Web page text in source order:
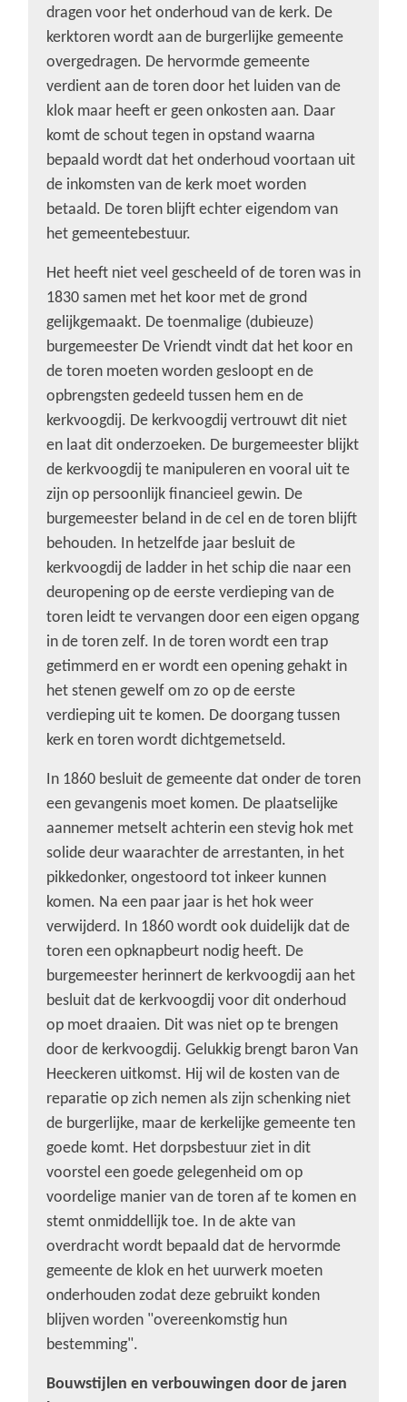
dragen voor het onderhoud van de kerk. De
kerktoren wordt aan de burgerlijke gemeente
overgedragen. De hervormde gemeente
verdient aan de toren door het luiden van de
klok maar heeft er geen onkosten aan. Daar
komt de schout tegen in opstand waarna
bepaald wordt dat het onderhoud voortaan uit
de inkomsten van de kerk moet worden
betaald. De toren blijft echter eigendom van
het gemeentebestuur.
Het heeft niet veel gescheeld of de toren was in
1830 samen met het koor met de grond
gelijkgemaakt. De toenmalige (dubieuze)
burgemeester De Vriendt vindt dat het koor en
de toren moeten worden gesloopt en de
opbrengsten gedeeld tussen hem en de
kerkvoogdij. De kerkvoogdij vertrouwt dit niet
en laat dit onderzoeken. De burgemeester blijkt
de kerkvoogdij te manipuleren en vooral uit te
zijn op persoonlijk financieel gewin. De
burgemeester beland in de cel en de toren blijft
behouden. In hetzelfde jaar besluit de
kerkvoogdij de ladder in het schip die naar een
deuropening op de eerste verdieping van de
toren leidt te vervangen door een eigen opgang
in de toren zelf. In de toren wordt een trap
getimmerd en er wordt een opening gehakt in
het stenen gewelf om zo op de eerste
verdieping uit te komen. De doorgang tussen
kerk en toren wordt dichtgemetseld.
In 1860 besluit de gemeente dat onder de toren
een gevangenis moet komen. De plaatselijke
aannemer metselt achterin een stevig hok met
solide deur waarachter de arrestanten, in het
pikkedonker, ongestoord tot inkeer kunnen
komen. Na een paar jaar is het hok weer
verwijderd. In 1860 wordt ook duidelijk dat de
toren een opknapbeurt nodig heeft. De
burgemeester herinnert de kerkvoogdij aan het
besluit dat de kerkvoogdij voor dit onderhoud
op moet draaien. Dit was niet op te brengen
door de kerkvoogdij. Gelukkig brengt baron Van
Heeckeren uitkomst. Hij wil de kosten van de
reparatie op zich nemen als zijn schenking niet
de burgerlijke, maar de kerkelijke gemeente ten
goede komt. Het dorpsbestuur ziet in dit
voorstel een goede gelegenheid om op
voordelige manier van de toren af te komen en
stemt onmiddellijk toe. In de akte van
overdracht wordt bepaald dat de hervormde
gemeente de klok en het uurwerk moeten
onderhouden zodat deze gebruikt konden
blijven worden "overeenkomstig hun
bestemming".
Bouwstijlen en verbouwingen door de jaren